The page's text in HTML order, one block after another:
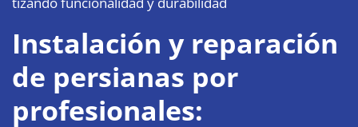
Instalación y reparación
de persianas por
profesionales: